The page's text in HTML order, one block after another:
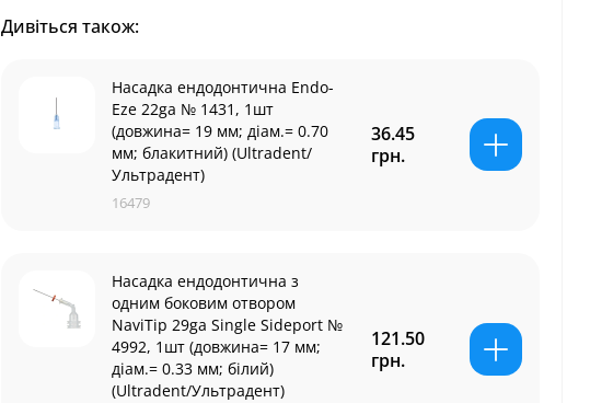
Дивіться також:
Насадка ендодонтична Endo-
Eze 22ga № 1431, 1шт
(довжина= 19 мм; діам.= 0.70
мм; блакитний) (Ultradent/
Ультрадент)
16479
36.45
грн.
Насадка ендодонтична з
одним боковим отвором
NaviTip 29ga Single Sideport №
4992, 1шт (довжина= 17 мм;
діам.= 0.33 мм; білий)
(Ultradent/Ультрадент)
121.50
грн.